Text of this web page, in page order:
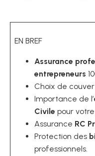
EN BREF
Assurance
entrepreneurs
Choix de
Importance de l’
Civile pour
Assurance RC
Protection des
professionnels.